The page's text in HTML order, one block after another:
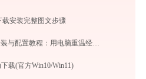
载安装完整图文步骤
小鸡模拟器电脑版下载安装与配置教程：用电脑重温经典街机与掌机游戏
下载(官方Win10/Win11)